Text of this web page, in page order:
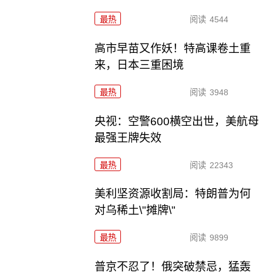
最热 阅读 4544
高市早苗又作妖！特高课卷土重
来，日本三重困境
最热 阅读 3948
央视：空警600横空出世，美航母
最强王牌失效
最热 阅读 22343
美利坚资源收割局：特朗普为何
对乌稀土\"摊牌\"
最热 阅读 9899
普京不忍了！俄突破禁忌，猛轰